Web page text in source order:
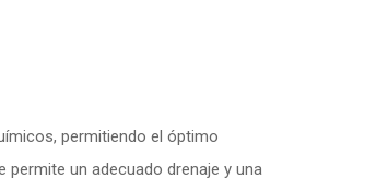
permitiendo el óptimo
permite un adecuado drenaje y una